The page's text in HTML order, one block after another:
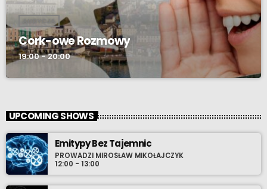
AUDYCJA
Cork-owe Rozmowy
19:00 - 20:00
UPCOMING SHOWS
Emitypy Bez Tajemnic
PROWADZI MIROSŁAW MIKOŁAJCZYK
12:00 - 13:00